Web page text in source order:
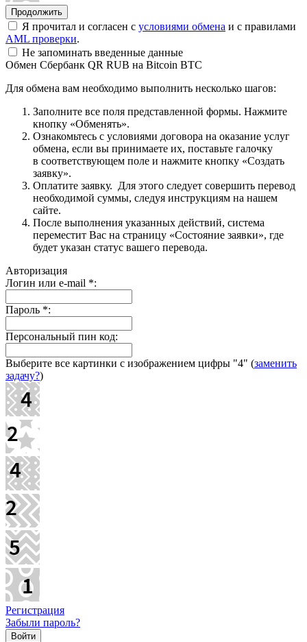
Я прочитал и согласен с условиями обмена и с правилами
AML проверки.
Не запоминать введенные данные
Обмен Сбербанк QR RUB на Bitcoin BTC
Для обмена вам необходимо выполнить несколько шагов:
Заполните все поля представленной формы. Нажмите
кнопку «Обменять».
Ознакомьтесь с условиями договора на оказание услуг
обмена, если вы принимаете их, поставьте галочку
в соответствующем поле и нажмите кнопку «Создать
заявку».
Оплатите заявку. Для этого следует совершить перевод
необходимой суммы, следуя инструкциям на нашем
сайте.
После выполнения указанных действий, система
переместит Вас на страницу «Состояние заявки», где
будет указан статус вашего перевода.
Авторизация
Логин или e-mail *:
Пароль *:
Персональный пин код:
Выберите все картинки с изображением цифры "4" (заменить
задачу?)
Регистрация
Забыли пароль?